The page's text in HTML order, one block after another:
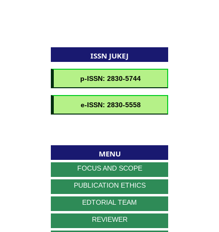
ISSN JUKEJ
MENU
FOCUS AND SCOPE
PUBLICATION ETHICS
EDTORIAL TEAM
REVIEWER